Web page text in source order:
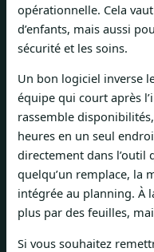
opérationnelle. Cela
d’enfants, mais aussi
sécurité et les soins.
Un bon logiciel inverse
équipe qui court après
rassemble
heures en un seul
directement dans l’outil
quelqu’un remplace, la
intégrée au planning. À
plus par des feuilles,
Si vous souhaitez